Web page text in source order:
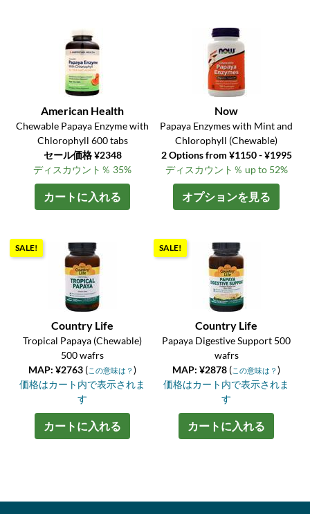
American Health
Chewable Papaya Enzyme with
Chlorophyll 600 tabs
セール価格 ¥2348
ディスカウント％ 35%
カートに入れる
Now
Papaya Enzymes with Mint and
Chlorophyll (Chewable)
2 Options from ¥1150 - ¥1995
ディスカウント％ up to 52%
オプションを見る
SALE!
Country Life
Tropical Papaya (Chewable)
500 wafrs
MAP: ¥2763 (この意味は？)
価格はカート内で表示されま
す
カートに入れる
SALE!
Country Life
Papaya Digestive Support 500
wafrs
MAP: ¥2878 (この意味は？)
価格はカート内で表示されま
す
カートに入れる